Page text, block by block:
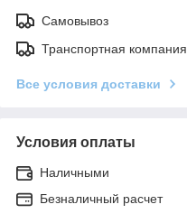
Самовывоз
Транспортная компания
Все условия доставки
Условия оплаты
Наличными
Безналичный расчет